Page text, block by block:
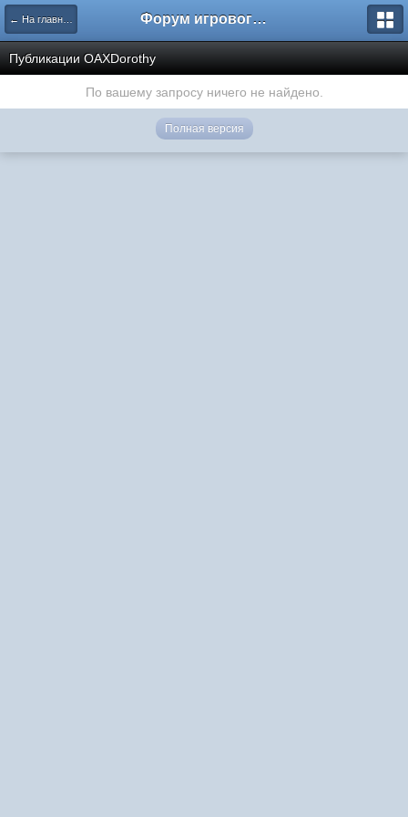
← На главную Форум игрового проекта Riverrise
Публикации OAXDorothy
По вашему запросу ничего не найдено.
Полная версия